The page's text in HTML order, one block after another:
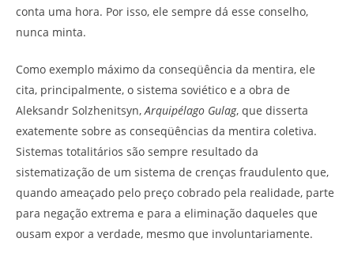
conta uma hora. Por isso, ele sempre dá esse conselho,
nunca minta.
Como exemplo máximo da conseqüência da mentira, ele
cita, principalmente, o sistema soviético e a obra de
Aleksandr Solzhenitsyn,Arquipélago Gulag, que disserta
exatemente sobre as conseqüências da mentira coletiva.
Sistemas totalitários são sempre resultado da
sistematização de um sistema de crenças fraudulento que,
quando ameaçado pelo preço cobrado pela realidade, parte
para negação extrema e para a eliminação daqueles que
ousam expor a verdade, mesmo que involuntariamente.